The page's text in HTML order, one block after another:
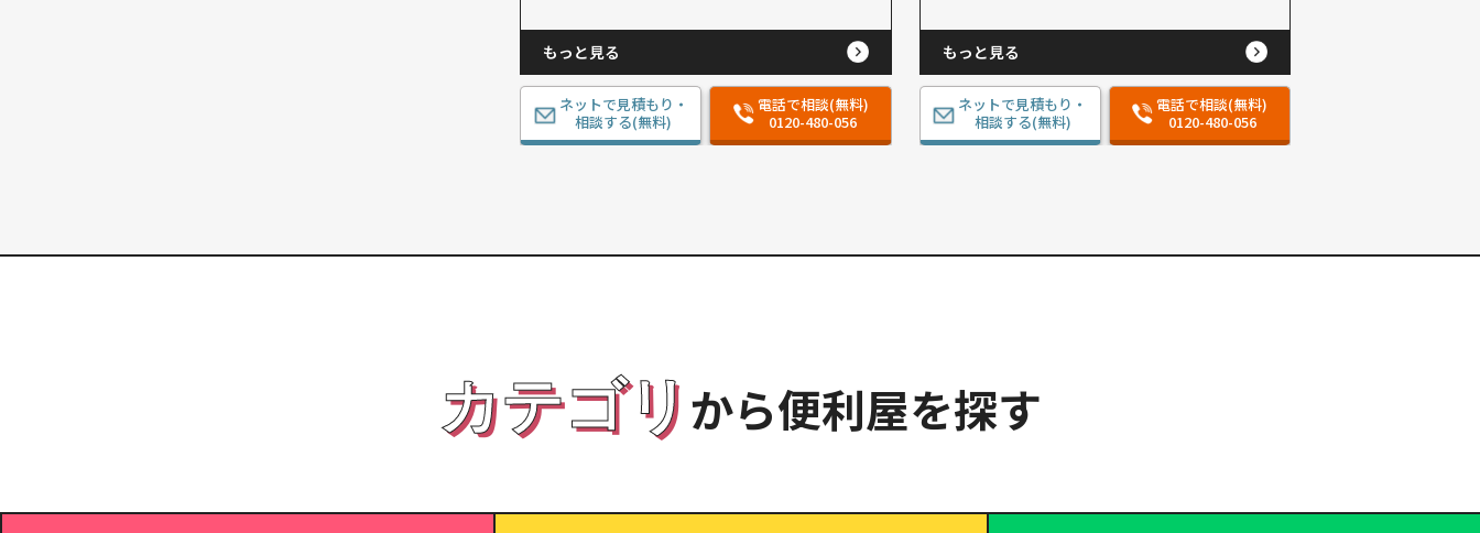
もっと見る
ネットで見積もり・
相談する(無料)
電話で相談(無料)
0120-480-056
もっと見る
ネットで見積もり・
相談する(無料)
電話で相談(無料)
0120-480-056
カテゴリから便利屋を探す